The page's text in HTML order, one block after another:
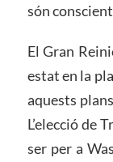
són
El Gran
estat en la
aquests
L’elecció de
ser per a